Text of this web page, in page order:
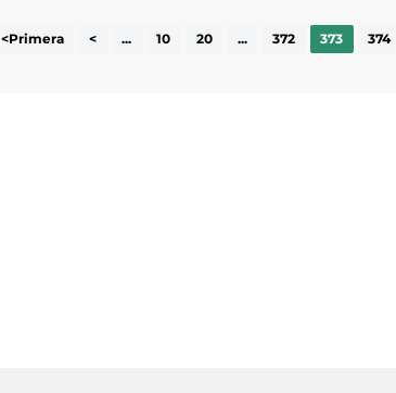
<Primera < ... 10 20 ... 372 373 374